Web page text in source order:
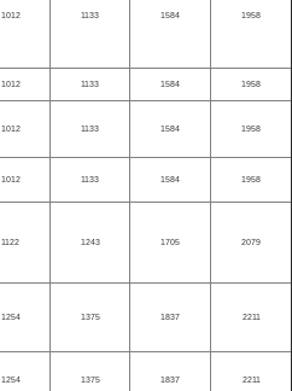
1012 1133 1584 1958
1012 1133 1584 1958
1012 1133 1584 1958
1012 1133 1584 1958
1122 1243 1705 2079
1254 1375 1837 2211
1254 1375 1837 2211